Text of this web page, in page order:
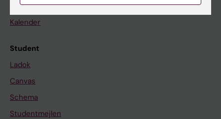
Nyheter
Kalender
Student
Ladok
Canvas
Schema
Studentmejlen